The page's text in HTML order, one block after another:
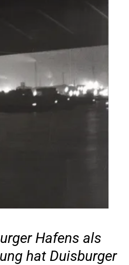
Hafens als
hat Duisburger